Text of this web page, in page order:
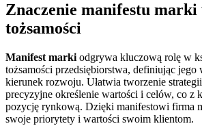
Znaczenie manifestu marki
tożsamości
Manifest marki odgrywa kluczową rolę w
tożsamości przedsiębiorstwa, definiując
kierunek rozwoju. Ułatwia tworzenie
precyzyjne określenie wartości i celów, co z
pozycję rynkową. Dzięki manifestowi firma
swoje priorytety i wartości swoim klientom.